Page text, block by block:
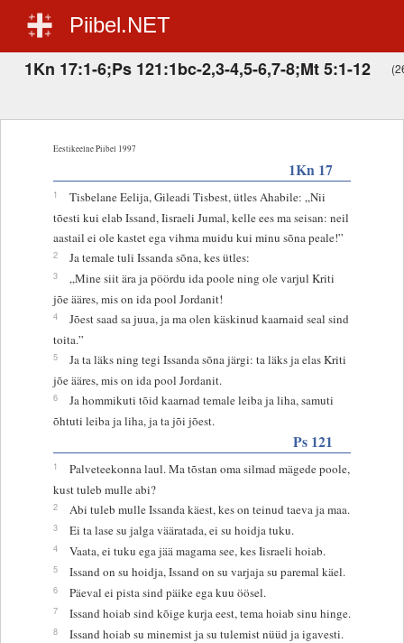
Piibel.NET
1Kn 17:1-6;Ps 121:1bc-2,3-4,5-6,7-8;Mt 5:1-12
Eestikeelne Piibel 1997
1Kn 17
1
Tisbelane Eelija, Gileadi Tisbest, ütles Ahabile: „Nii
tõesti kui elab Issand, Iisraeli Jumal, kelle ees ma seisan: neil
aastail ei ole kastet ega vihma muidu kui minu sõna peale!”
2 Ja temale tuli Issanda sõna, kes ütles:
3
„Mine siit ära ja pöördu ida poole ning ole varjul Kriti
jõe ääres, mis on ida pool Jordanit!
4
Jõest saad sa juua, ja ma olen käskinud kaarnaid seal sind
toita.”
5
Ja ta läks ning tegi Issanda sõna järgi: ta läks ja elas Kriti
jõe ääres, mis on ida pool Jordanit.
6
Ja hommikuti tõid kaarnad temale leiba ja liha, samuti
õhtuti leiba ja liha, ja ta jõi jõest.
Ps 121
1
Palveteekonna laul. Ma tõstan oma silmad mägede poole,
kust tuleb mulle abi?
2 Abi tuleb mulle Issanda käest, kes on teinud taeva ja maa.
3 Ei ta lase su jalga vääratada, ei su hoidja tuku.
4 Vaata, ei tuku ega jää magama see, kes Iisraeli hoiab.
5 Issand on su hoidja, Issand on su varjaja su paremal käel.
6 Päeval ei pista sind päike ega kuu öösel.
7 Issand hoiab sind kõige kurja eest, tema hoiab sinu hinge.
8 Issand hoiab su minemist ja su tulemist nüüd ja igavesti.